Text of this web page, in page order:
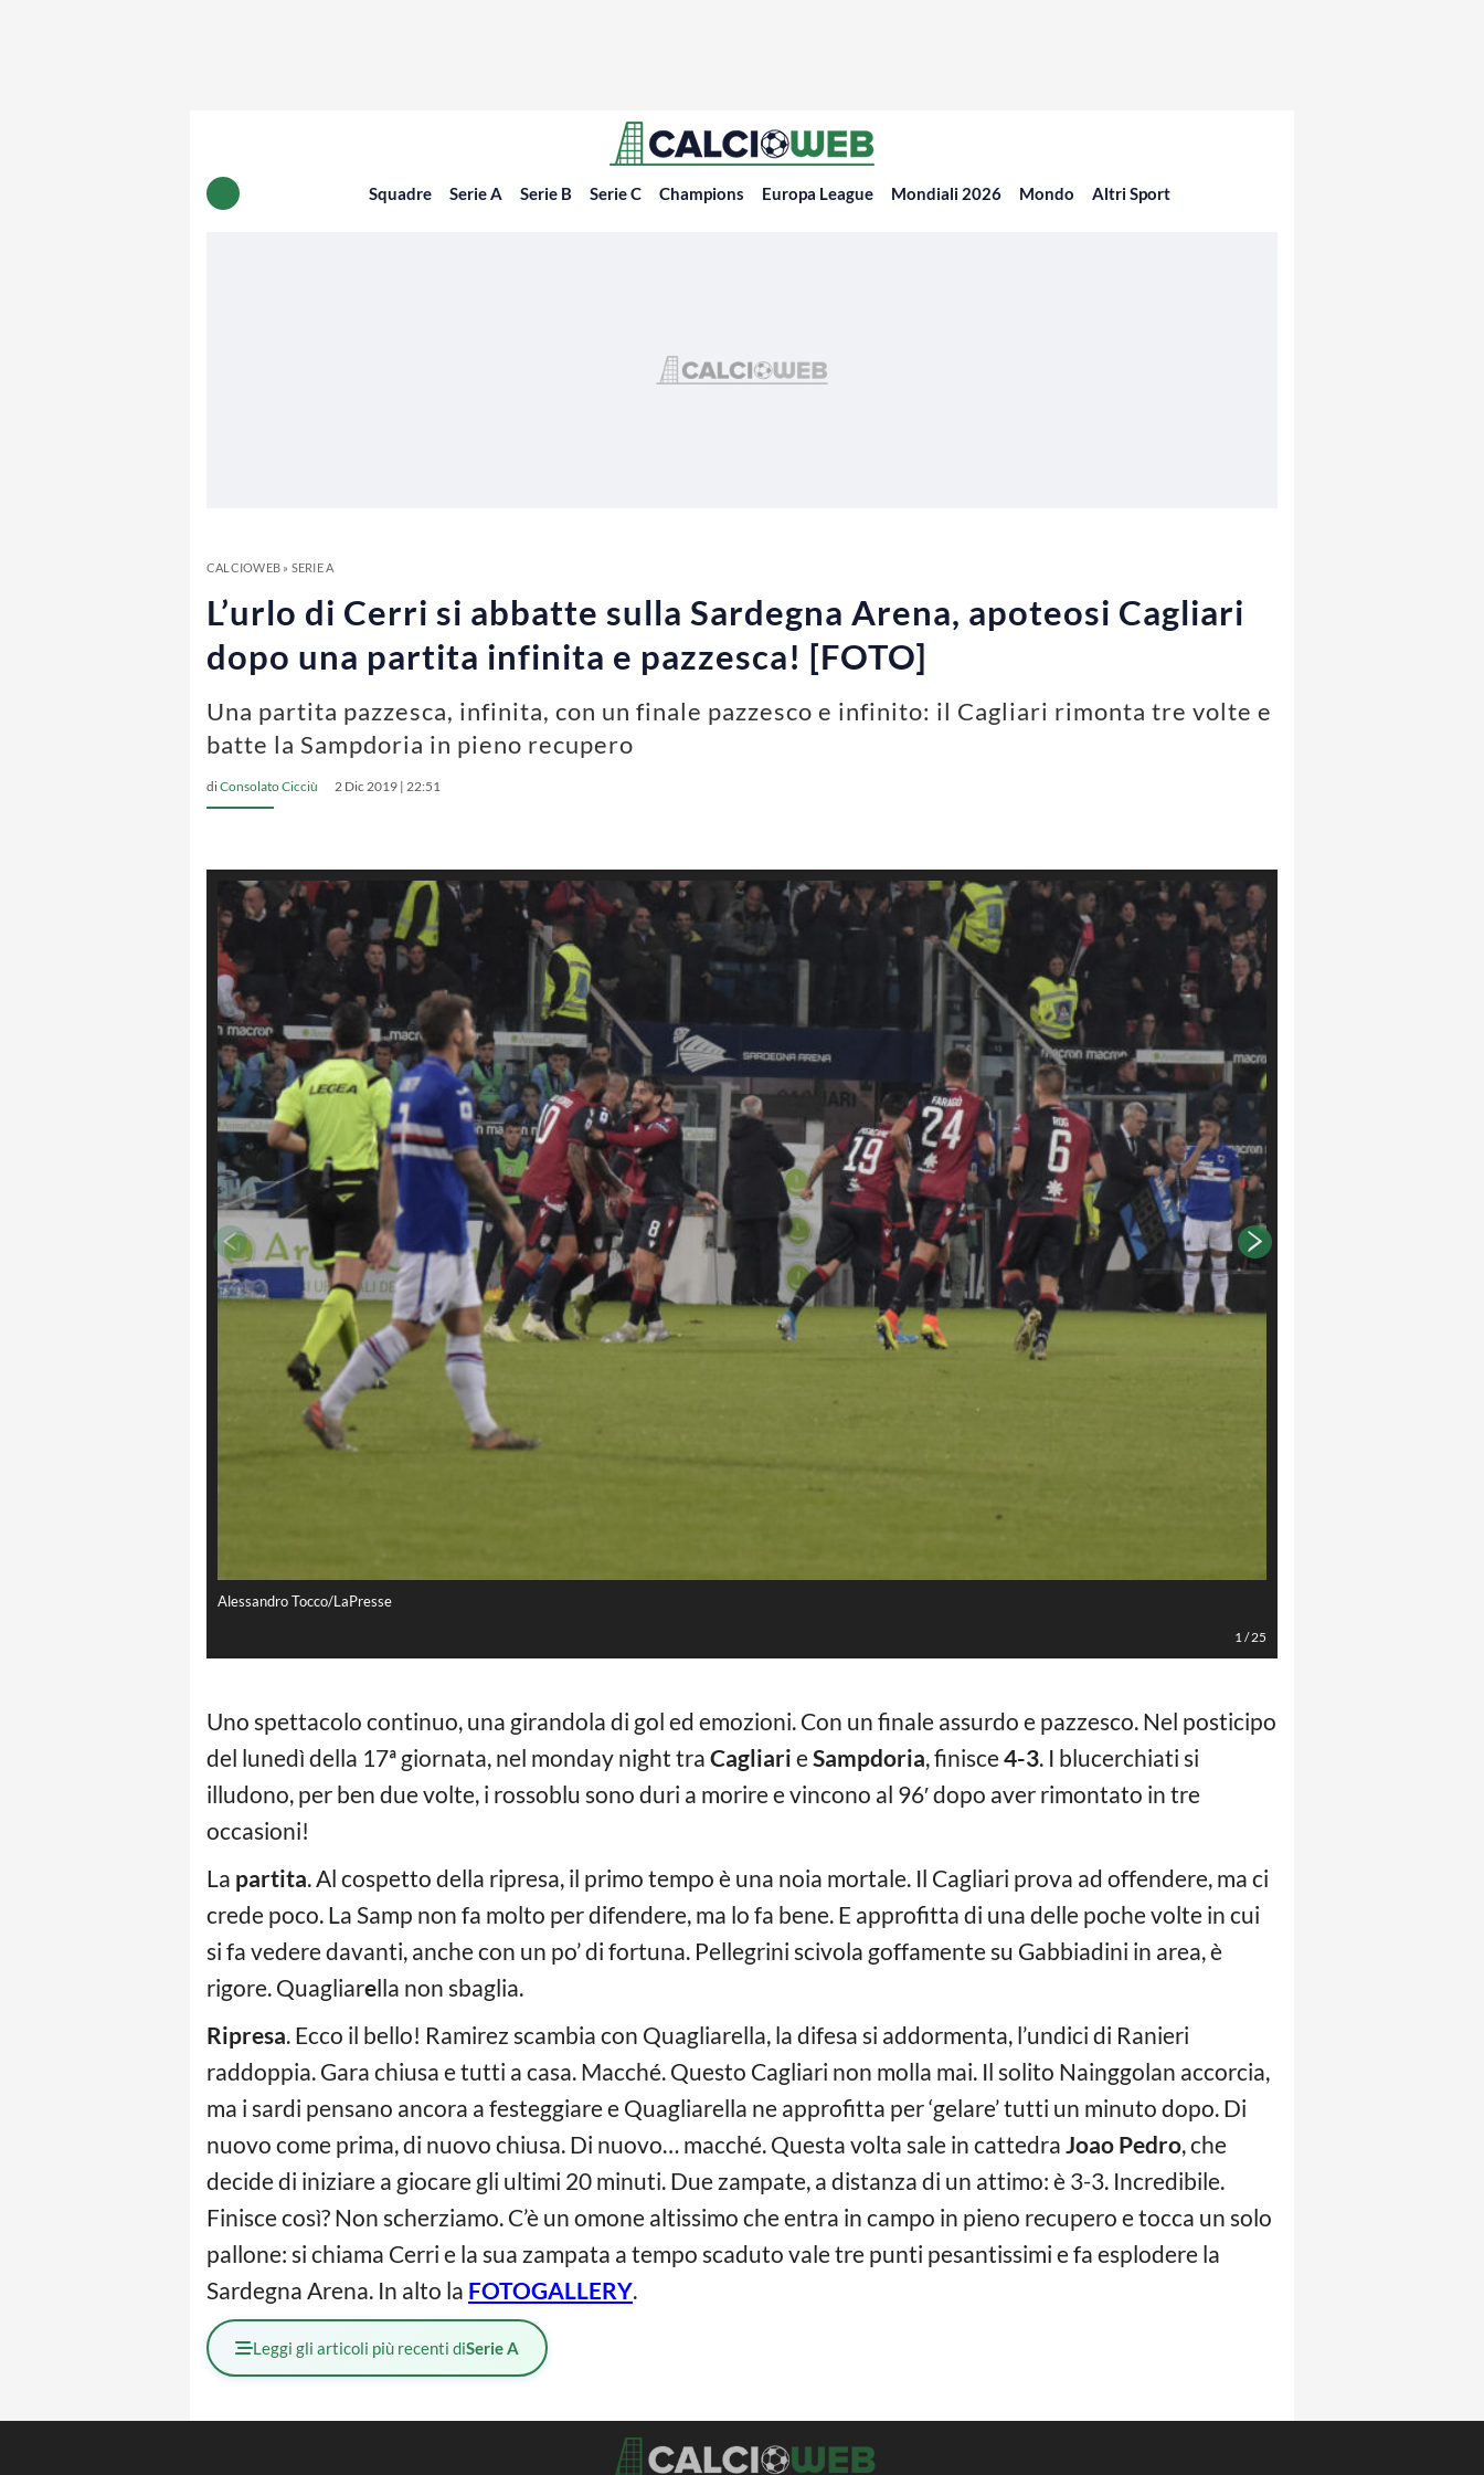
Squadre Serie A Serie B Serie C Champions Europa League Mondiali 2026 Mondo Altri Sport
CALCIOWEB» SERIE A
L’urlo di Cerri si abbatte sulla Sardegna Arena, apoteosi Cagliari
dopo una partita infinita e pazzesca! [FOTO]
Una partita pazzesca, infinita, con un finale pazzesco e infinito: il Cagliari rimonta tre volte e
batte la Sampdoria in pieno recupero
diConsolato Cicciù 2 Dic 2019 | 22:51
Alessandro Tocco/LaPresse
1/25
Uno spettacolo continuo, una girandola di gol ed emozioni. Con un finale assurdo e pazzesco. Nel posticipo
del lunedì della 17ª giornata, nel monday night tra Cagliari eSampdoria, finisce4-3. I blucerchiati si
illudono, per ben due volte, i rossoblu sono duri a morire e vincono al 96′ dopo aver rimontato in tre
occasioni!
La partita. Al cospetto della ripresa, il primo tempo è una noia mortale. Il Cagliari prova ad offendere, ma ci
crede poco. La Samp non fa molto per difendere, ma lo fa bene. E approfitta di una delle poche volte in cui
si fa vedere davanti, anche con un po’ di fortuna. Pellegrini scivola goffamente su Gabbiadini in area, è
rigore. Quagliarella non sbaglia.
Ripresa. Ecco il bello! Ramirez scambia con Quagliarella, la difesa si addormenta, l’undici di Ranieri
raddoppia. Gara chiusa e tutti a casa. Macché. Questo Cagliari non molla mai. Il solito Nainggolan accorcia,
ma i sardi pensano ancora a festeggiare e Quagliarella ne approfitta per ‘gelare’ tutti un minuto dopo. Di
nuovo come prima, di nuovo chiusa. Di nuovo… macché. Questa volta sale in cattedra Joao Pedro, che
decide di iniziare a giocare gli ultimi 20 minuti. Due zampate, a distanza di un attimo: è 3-3. Incredibile.
Finisce così? Non scherziamo. C’è un omone altissimo che entra in campo in pieno recupero e tocca un solo
pallone: si chiama Cerri e la sua zampata a tempo scaduto vale tre punti pesantissimi e fa esplodere la
Sardegna Arena. In alto la FOTOGALLERY.
Leggi gli articoli più recenti diSerie A